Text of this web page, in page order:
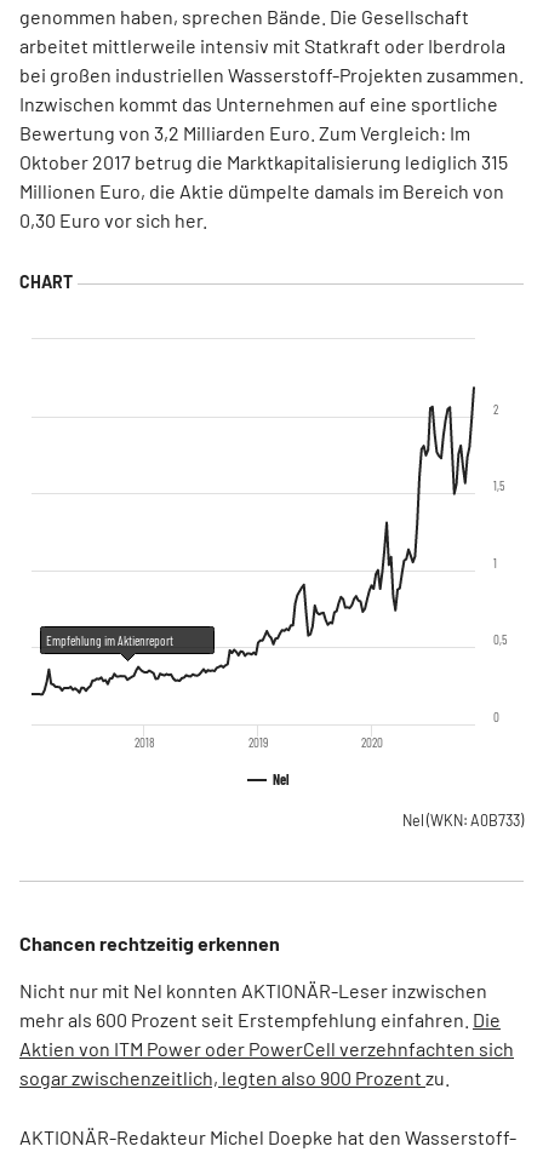
genommen haben, sprechen Bände. Die Gesellschaft
arbeitet mittlerweile intensiv mit Statkraft oder Iberdrola
bei großen industriellen Wasserstoff-Projekten zusammen.
Inzwischen kommt das Unternehmen auf eine sportliche
Bewertung von 3,2 Milliarden Euro. Zum Vergleich: Im
Oktober 2017 betrug die Marktkapitalisierung lediglich 315
Millionen Euro, die Aktie dümpelte damals im Bereich von
0,30 Euro vor sich her.
Empfehlung im Aktienreport
Nel
2018 2019 2020
0
0,5
1
1,5
2
Nel (WKN: A0B733)
Chancen rechtzeitig erkennen
Nicht nur mit Nel konnten AKTIONÄR-Leser inzwischen
mehr als 600 Prozent seit Erstempfehlung einfahren. Die
Aktien von ITM Power oder PowerCell verzehnfachten sich
sogar zwischenzeitlich, legten also 900 Prozent zu.
AKTIONÄR-Redakteur Michel Doepke hat den Wasserstoff-